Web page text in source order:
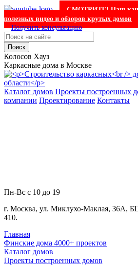
СМОТРИТЕ! Наш
полезных видео и обзоров крутых домов
Получить консультацию
Поиск
Колосов Хауз
Каркасные дома в Москве
Каталог домов Проекты построенных
компании Проектирование Контакты
Пн-Вс с 10 до 19
г. Москва, ул. Миклухо-Маклая, 36А,
410.
Главная
Финские дома 4000+ проектов
Каталог домов
Проекты построенных домов